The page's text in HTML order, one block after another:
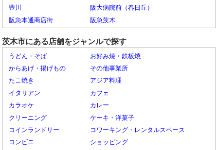
豊川
阪大病院前（春日丘）
阪急本通商店街
阪急茨木
茨木市にある店舗をジャンルで探す
うどん・そば
お好み焼・鉄板焼
からあげ・揚げもの
その他事業所
たこ焼き
アジア料理
イタリアン
カフェ
カラオケ
カレー
クリーニング
ケーキ・洋菓子
コインランドリー
コワーキング・レンタルスペース
コンビニ
ショッピング